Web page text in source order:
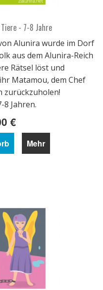
- 7-8 Jahre
Alunira wurde im Dorf
aus dem Alunira-Reich
Rätsel löst und
Matamou, dem Chef
zurückzuholen!
Jahren.
€
Mehr